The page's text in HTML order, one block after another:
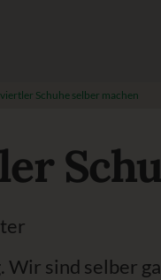
Schuhe selber machen
Wir sind selber